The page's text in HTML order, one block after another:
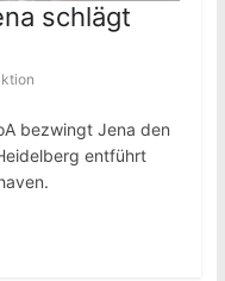
schlägt
bezwingt Jena den
entführt